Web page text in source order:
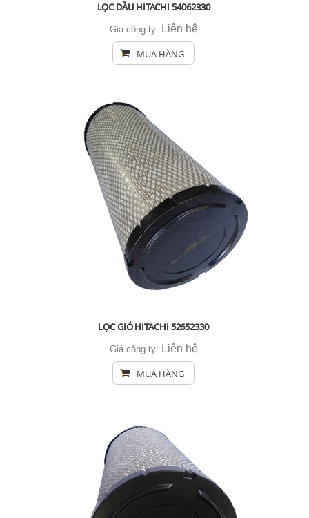
LỌC DẦU HITACHI 54062330
Giá công ty: Liên hệ
MUA HÀNG
LỌC GIÓ HITACHI 52652330
Giá công ty: Liên hệ
MUA HÀNG